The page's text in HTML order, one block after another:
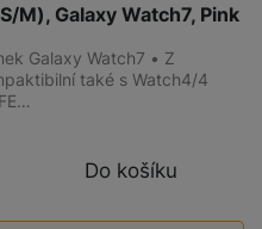
M), Galaxy Watch7, Pink
Galaxy Watch7 • Z
také s Watch4/4
Do košíku